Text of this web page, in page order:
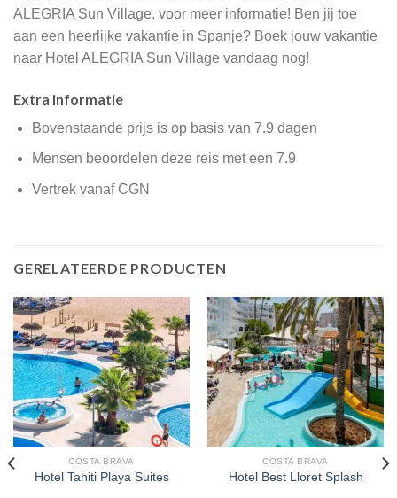
ALEGRIA Sun Village, voor meer informatie! Ben jij toe
aan een heerlijke vakantie in Spanje? Boek jouw vakantie
naar Hotel ALEGRIA Sun Village vandaag nog!
Extra informatie
Bovenstaande prijs is op basis van 7.9 dagen
Mensen beoordelen deze reis met een 7.9
Vertrek vanaf CGN
GERELATEERDE PRODUCTEN
COSTA BRAVA
Hotel Tahiti Playa Suites
COSTA BRAVA
Hotel Best Lloret Splash